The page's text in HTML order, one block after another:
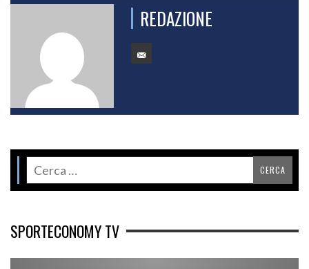
REDAZIONE
SPORTECONOMY TV